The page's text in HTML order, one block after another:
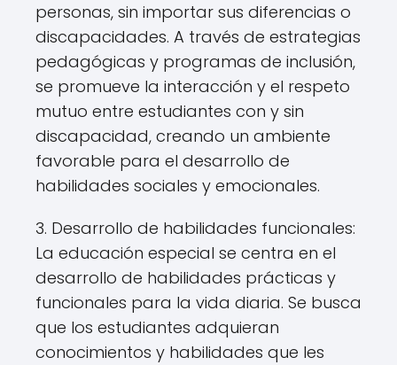
personas, sin importar sus diferencias o
discapacidades. A través de estrategias
pedagógicas y programas de inclusión,
se promueve la interacción y el respeto
mutuo entre estudiantes con y sin
discapacidad, creando un ambiente
favorable para el desarrollo de
habilidades sociales y emocionales.
3. Desarrollo de habilidades funcionales:
La educación especial se centra en el
desarrollo de habilidades prácticas y
funcionales para la vida diaria. Se busca
que los estudiantes adquieran
conocimientos y habilidades que les